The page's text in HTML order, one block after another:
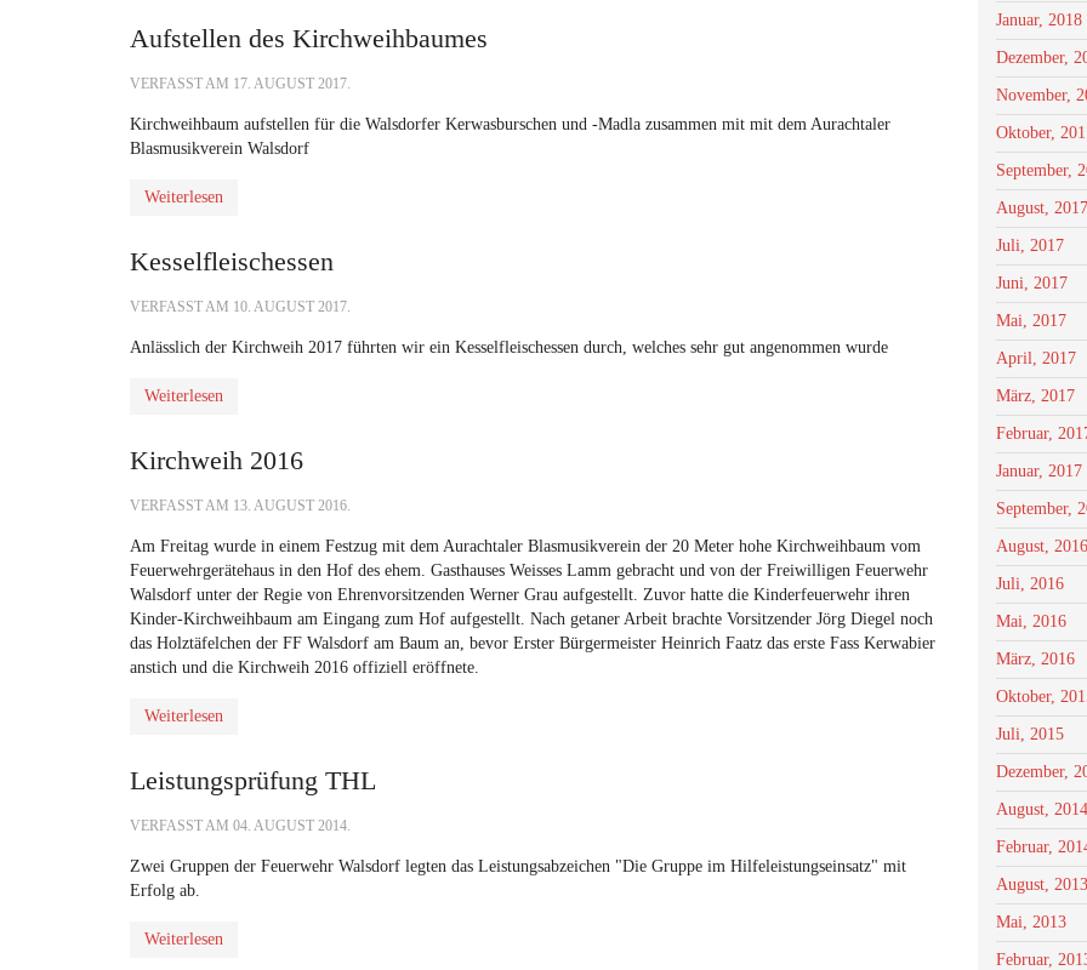
Aufstellen des Kirchweihbaumes
VERFASST AM 17. AUGUST 2017.
Kirchweihbaum aufstellen für die Walsdorfer Kerwasburschen und -Madla zusammen mit mit dem Aurachtaler
Blasmusikverein Walsdorf
Weiterlesen
Kesselfleischessen
VERFASST AM 10. AUGUST 2017.
Anlässlich der Kirchweih 2017 führten wir ein Kesselfleischessen durch, welches sehr gut angenommen wurde
Weiterlesen
Kirchweih 2016
VERFASST AM 13. AUGUST 2016.
Am Freitag wurde in einem Festzug mit dem Aurachtaler Blasmusikverein der 20 Meter hohe Kirchweihbaum vom
Feuerwehrgerätehaus in den Hof des ehem. Gasthauses Weisses Lamm gebracht und von der Freiwilligen Feuerwehr
Walsdorf unter der Regie von Ehrenvorsitzenden Werner Grau aufgestellt. Zuvor hatte die Kinderfeuerwehr ihren
Kinder-Kirchweihbaum am Eingang zum Hof aufgestellt. Nach getaner Arbeit brachte Vorsitzender Jörg Diegel noch
das Holztäfelchen der FF Walsdorf am Baum an, bevor Erster Bürgermeister Heinrich Faatz das erste Fass Kerwabier
anstich und die Kirchweih 2016 offiziell eröffnete.
Weiterlesen
Leistungsprüfung THL
VERFASST AM 04. AUGUST 2014.
Zwei Gruppen der Feuerwehr Walsdorf legten das Leistungsabzeichen "Die Gruppe im Hilfeleistungseinsatz" mit
Erfolg ab.
Weiterlesen
Januar, 2018
Dezember,
November,
Oktober,
September,
August, 2017
Juli, 2017
Juni, 2017
Mai, 2017
April, 2017
März, 2017
Februar,
Januar, 2017
September,
August, 2016
Juli, 2016
Mai, 2016
März, 2016
Oktober,
Juli, 2015
Dezember,
August, 2014
Februar,
August, 2013
Mai, 2013
Februar,